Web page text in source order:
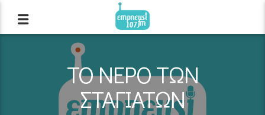
ΤΟ ΝΕΡΟ ΤΩΝ
ΣΤΑΓΙΑΤΩΝ